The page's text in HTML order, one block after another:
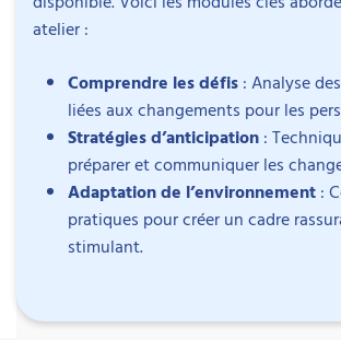
atelier :
Comprendre les défis : Analyse
liées aux changements pour les
Stratégies d’anticipation :
préparer et communiquer les
Adaptation de l’environnement :
pratiques pour créer un cadre
stimulant.
Objectifs
Comprendreles réactions des
face aux changements pour réduire
incompréhensions.
Bénédicte Hubert
Psychologue et
Bénédicte Hubert est psychologue et
neuropsychologue, avec une formation
sur-Saône après avoir travaillé en